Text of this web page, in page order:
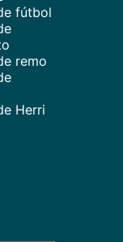
fútbol
remo
Herri